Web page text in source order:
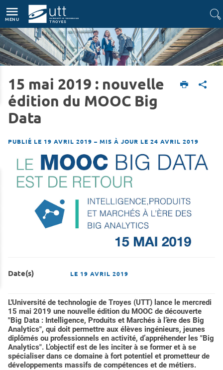
MENU
Accueil L'UTT Actualités
15 mai 2019 : nouvelle
édition du MOOC Big
Data
PUBLIÉ LE 19 AVRIL 2019 – MIS À JOUR LE 24 AVRIL 2019
Date(s) LE 19 AVRIL 2019
L'Université de technologie de Troyes (UTT) lance le mercredi
15 mai 2019 une nouvelle édition du MOOC de découverte
"Big Data : Intelligence, Produits et Marchés à l’ère des Big
Analytics", qui doit permettre aux élèves ingénieurs, jeunes
diplômés ou professionnels en activité, d’appréhender les "Big
Analytics". L’objectif est de les inciter à se former et à se
spécialiser dans ce domaine à fort potentiel et prometteur de
développements massifs de compétences et de métiers.